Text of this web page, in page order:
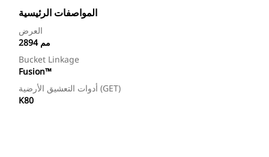
المواصفات الرئيسية
العرض
2894 مم
Bucket Linkage
Fusion™‎
أدوات التعشيق الأرضية (GET)
K80